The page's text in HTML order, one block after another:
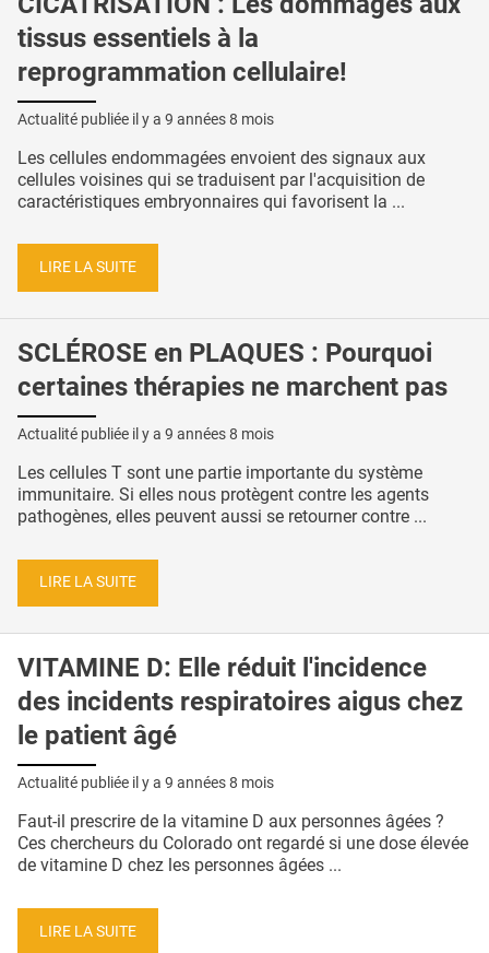
tissus essentiels à la
reprogrammation cellulaire!
Actualité publiée il y a 9 années 8 mois
Les cellules endommagées envoient des signaux aux
cellules voisines qui se traduisent par l'acquisition de
caractéristiques embryonnaires qui favorisent la ...
LIRE LA SUITE
SCLÉROSE en PLAQUES : Pourquoi
certaines thérapies ne marchent pas
Actualité publiée il y a 9 années 8 mois
Les cellules T sont une partie importante du système
immunitaire. Si elles nous protègent contre les agents
pathogènes, elles peuvent aussi se retourner contre ...
LIRE LA SUITE
VITAMINE D: Elle réduit l'incidence
des incidents respiratoires aigus chez
le patient âgé
Actualité publiée il y a 9 années 8 mois
Faut-il prescrire de la vitamine D aux personnes âgées ?
Ces chercheurs du Colorado ont regardé si une dose élevée
de vitamine D chez les personnes âgées ...
LIRE LA SUITE